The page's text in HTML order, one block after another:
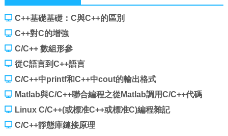
C++基礎基礎：C與C++的區別
C++對C的增強
C/C++ 數組形參
從C語言到C++語言
C/C++中printf和C++中cout的輸出格式
Matlab與C/C++聯合編程之從Matlab調用C/C++代碼
Linux C/C++(或標准C++或標准C)編程雜記
C/C++靜態庫鏈接原理